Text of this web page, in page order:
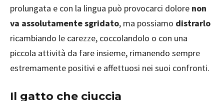
prolungata e con la lingua può provocarci dolore non
va assolutamente sgridato, ma possiamo distrarlo
ricambiando le carezze, coccolandolo o con una
piccola attività da fare insieme, rimanendo sempre
estremamente positivi e affettuosi nei suoi confronti.
Il gatto che ciuccia